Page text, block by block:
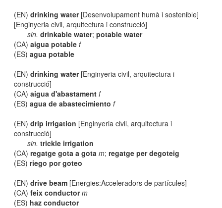
(EN)drinking water[Desenvolupament humà i sostenible]
[Enginyeria civil, arquitectura i construcció]
sin. drinkable water; potable water
(CA)aigua potable f
(ES)agua potable
(EN)drinking water[Enginyeria civil, arquitectura i
construcció]
(CA)aigua d'abastament f
(ES)agua de abastecimiento f
(EN)drip irrigation [Enginyeria civil, arquitectura i
construcció]
sin. trickle irrigation
(CA)regatge gota a gota m;regatge per degoteig
(ES)riego por goteo
(EN)drive beam [Energies:Acceleradors de partícules]
(CA)feix conductor m
(ES) haz conductor